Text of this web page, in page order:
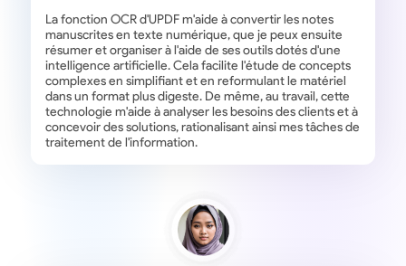
La fonction OCR d'UPDF m'aide à convertir les notes
manuscrites en texte numérique, que je peux ensuite
résumer et organiser à l'aide de ses outils dotés d'une
intelligence artificielle. Cela facilite l'étude de concepts
complexes en simplifiant et en reformulant le matériel
dans un format plus digeste. De même, au travail, cette
technologie m'aide à analyser les besoins des clients et à
concevoir des solutions, rationalisant ainsi mes tâches de
traitement de l'information.